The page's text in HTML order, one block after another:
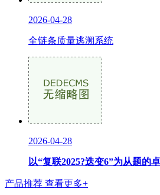
2026-04-28
全链条质量逃溯系统
2026-04-28
以“复联2025?迭变6”为从题的
产品推荐 查看更多+